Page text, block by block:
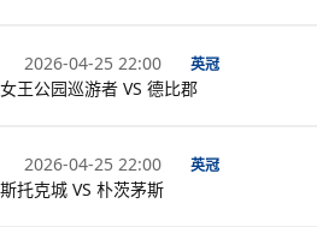
2026-04-25 22:00 英冠
女王公园巡游者 VS 德比郡
2026-04-25 22:00 英冠
斯托克城 VS 朴茨茅斯